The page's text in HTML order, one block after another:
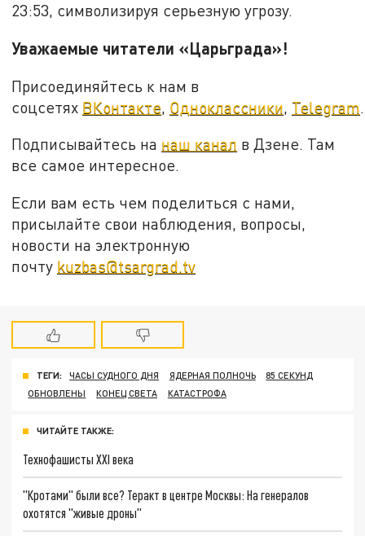
23:53, символизируя серьезную угрозу.
Уважаемые читатели «Царьграда»!
Присоединяйтесь к нам в
соцсетях ВКонтакте Одноклассники Telegram
Подписывайтесь на наш канал в Дзене. Там
все самое интересное.
Если вам есть чем поделиться с нами,
присылайте свои наблюдения, вопросы,
новости на электронную
почту kuzbas@tsargrad.tv
ТЕГИ: ЧАСЫ СУДНОГО ДНЯ ЯДЕРНАЯ ПОЛНОЧЬ
85 СЕКУНД
ОБНОВЛЕНЫ
КОНЕЦ СВЕТА КАТАСТРОФА
ЧИТАЙТЕ ТАКЖЕ:
Технофашисты XXI века
"Кротами" были все? Теракт в центре Москвы: На генералов
охотятся "живые дроны"